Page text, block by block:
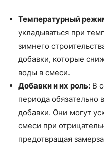
Температурный
укладываться при
зимнего
добавки, которые
воды в смеси.
Добавки и их роль: В
периода обязательно
добавки. Они могут
смеси при
предотвращая